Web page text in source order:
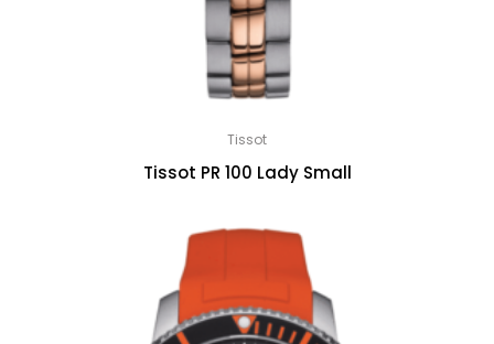
Tissot
Tissot PR 100 Lady Small